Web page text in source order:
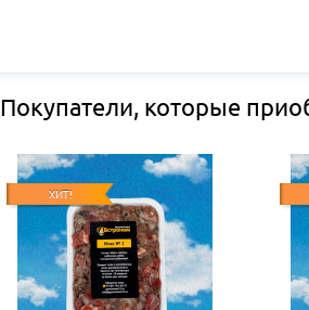
Покупатели, которые
ХИТ!